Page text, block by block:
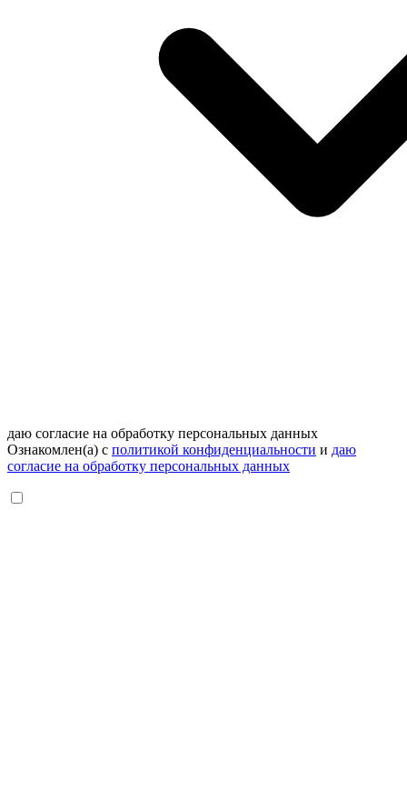
даю согласие на обработку персональных данных
Ознакомлен(а) с политикой конфиденциальности и даю
согласие на обработку персональных данных